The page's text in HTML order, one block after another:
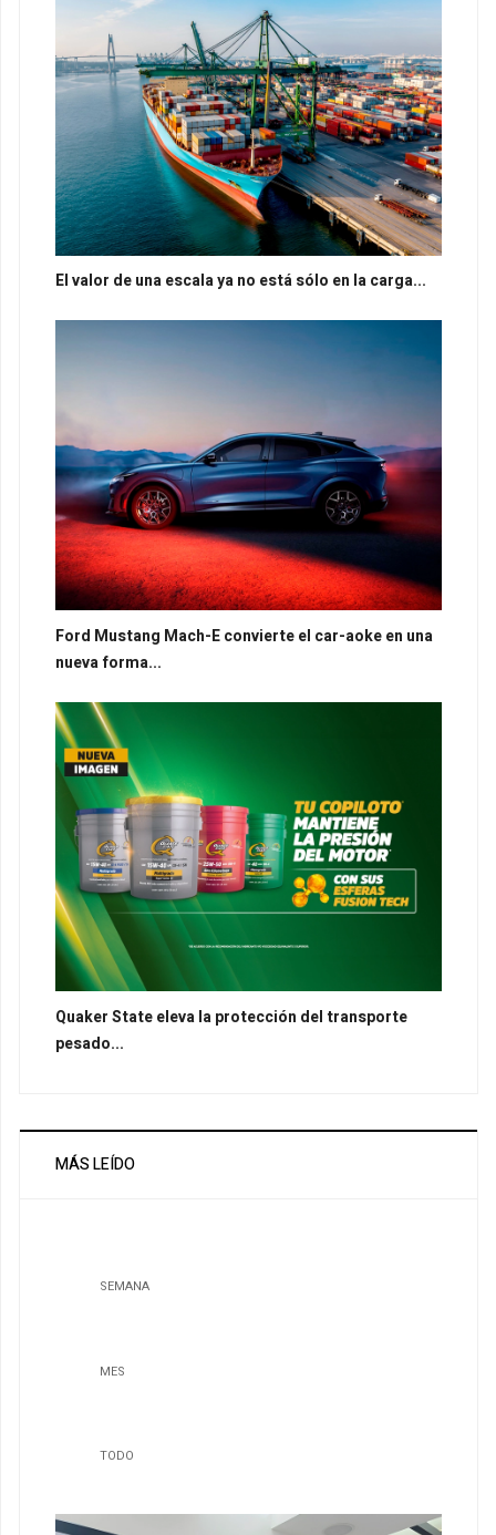
El valor de una escala ya no está sólo en la carga...
Ford Mustang Mach-E convierte el car-aoke en una
nueva forma...
Quaker State eleva la protección del transporte
pesado...
MÁS LEÍDO
SEMANA
MES
TODO